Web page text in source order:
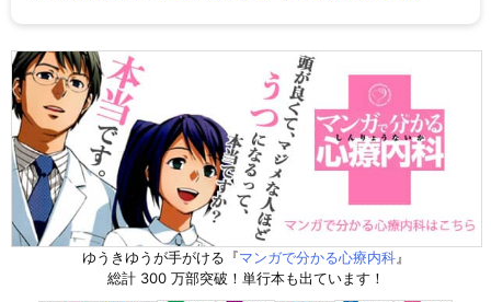
ゆうきゆうが手がける『マンガで分かる心療内科』
総計 300 万部突破！単行本も出ています！